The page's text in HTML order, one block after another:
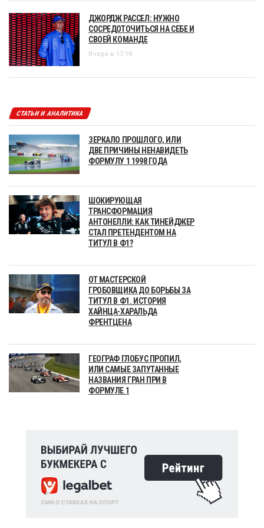
ДЖОРДЖ РАССЕЛ: НУЖНО
СОСРЕДОТОЧИТЬСЯ НА СЕБЕ И
СВОЕЙ КОМАНДЕ
Вчера в 17:18
СТАТЬИ И АНАЛИТИКА
ЗЕРКАЛО ПРОШЛОГО, ИЛИ
ДВЕ ПРИЧИНЫ НЕНАВИДЕТЬ
ФОРМУЛУ 1 1998 ГОДА
ШОКИРУЮЩАЯ
ТРАНСФОРМАЦИЯ
АНТОНЕЛЛИ: КАК ТИНЕЙДЖЕР
СТАЛ ПРЕТЕНДЕНТОМ НА
ТИТУЛ В Ф1?
ОТ МАСТЕРСКОЙ
ГРОБОВЩИКА ДО БОРЬБЫ ЗА
ТИТУЛ В Ф1. ИСТОРИЯ
ХАЙНЦА-ХАРАЛЬДА
ФРЕНТЦЕНА
ГЕОГРАФ ГЛОБУС ПРОПИЛ,
ИЛИ САМЫЕ ЗАПУТАННЫЕ
НАЗВАНИЯ ГРАН ПРИ В
ФОРМУЛЕ 1